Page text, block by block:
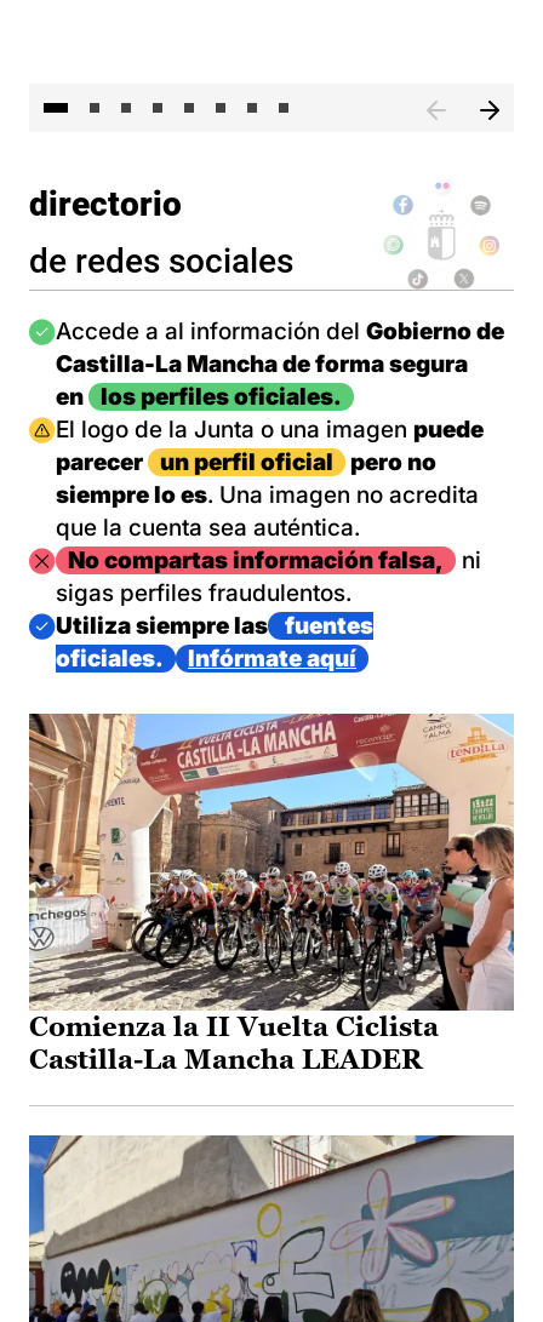
directorio
de redes sociales
Imagen
Accede a al información del Gobierno de
Castilla-La Mancha de forma segura
en
los perfiles oficiales.
Imagen
El logo de la Junta o una imagen puede
parecer
un perfil oficial
pero no
siempre lo es. Una imagen no acredita
que la cuenta sea auténtica.
ImagenNo compartas información falsa,
ni
sigas perfiles fraudulentos.
Imagen
Utiliza siempre las
fuentes
oficiales.
Infórmate aquí
Comienza la II Vuelta Ciclista
Castilla-La Mancha LEADER